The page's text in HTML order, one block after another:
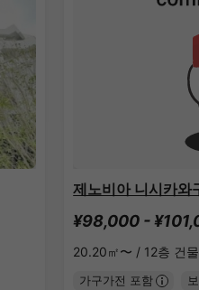
제노비아 니시카와
¥98,000 -
20.20㎡〜 / 12층 건물
가구가전 포함